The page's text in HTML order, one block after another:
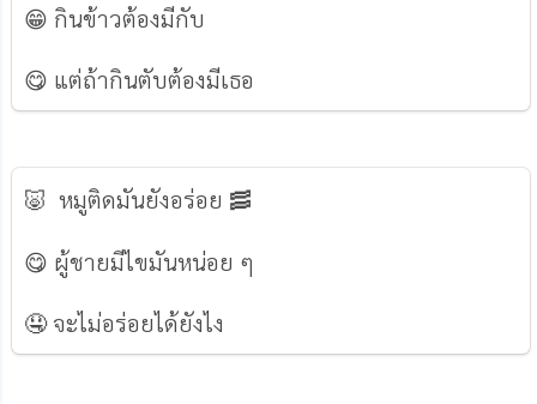
😁 กินข้าวต้องมีกับ
😋 แต่ถ้ากินตับต้องมีเธอ
🐷 หมูติดมันยังอร่อย 🥓
😋 ผู้ชายมีไขมันหน่อย ๆ
🤤 จะไม่อร่อยได้ยังไง